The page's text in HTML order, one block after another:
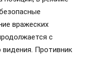
вражеских
с
видения. Противник